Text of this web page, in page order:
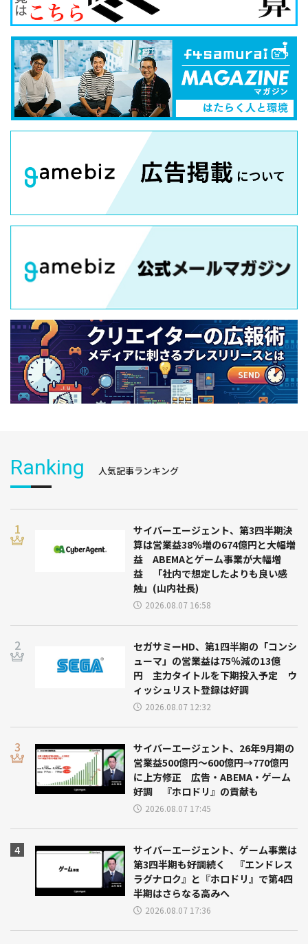
Ranking 人気記事ランキング
サイバーエージェント、第3四半期決
算は営業益38％増の674億円と大幅増
益 ABEMAとゲーム事業が大幅増
益 「社内で想定したよりも良い感
触」(山内社長)
2026.08.07 16:58
セガサミーHD、第1四半期の「コンシ
ューマ」の営業益は75％減の13億
円 主力タイトルを下期投入予定 ウ
ィッシュリスト登録は好調
2026.08.07 12:32
サイバーエージェント、26年9月期の
営業益500億円～600億円→770億円
に上方修正 広告・ABEMA・ゲーム
好調 『ホロドリ』の貢献も
2026.08.07 17:45
サイバーエージェント、ゲーム事業は
第3四半期も好調続く 『エンドレス
ラグナロク』と『ホロドリ』で第4四
半期はさらなる高みへ
2026.08.07 17:36